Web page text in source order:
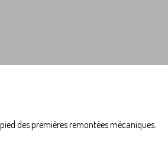
des premières remontées mécaniques.